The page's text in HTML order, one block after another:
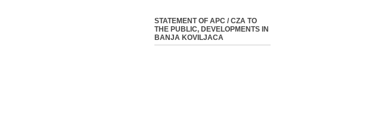
STATEMENT OF APC / CZA TO
THE PUBLIC, DEVELOPMENTS IN
BANJA KOVILJACA